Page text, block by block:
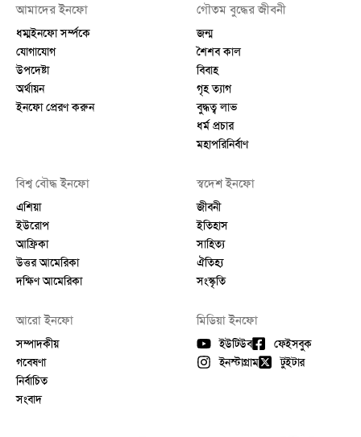
আমাদের ইনফো
ধম্মইনফো সর্ম্পকে
যোগাযোগ
উপদেষ্টা
অর্থায়ন
ইনফো প্রেরণ করুন
গৌতম বুদ্ধের জীবনী
জন্ম
শৈশব কাল
বিবাহ
গৃহ ত্যাগ
বুদ্ধত্ব লাভ
ধর্ম প্রচার
মহাপরিনির্বাণ
বিশ্ব বৌদ্ধ ইনফো
এশিয়া
ইউরোপ
আফ্রিকা
উত্তর আমেরিকা
দক্ষিণ আমেরিকা
স্বদেশ ইনফো
জীবনী
ইতিহাস
সাহিত্য
ঐতিহ্য
সংস্কৃতি
আরো ইনফো
সম্পাদকীয়
গবেষণা
নির্বাচিত
সংবাদ
মিডিয়া ইনফো
ইউটিউব
ফেইসবুক
ইনস্টাগ্রাম
টুইটার